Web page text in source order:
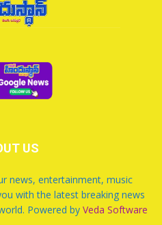
US
news, entertainment, music
with the latest breaking news
Powered by Veda Software